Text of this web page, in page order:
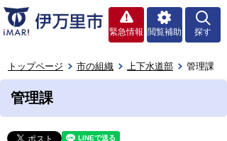
緊急情報 閲覧補助 探す
トップページ 市の組織 上下水道部 管理課
管理課